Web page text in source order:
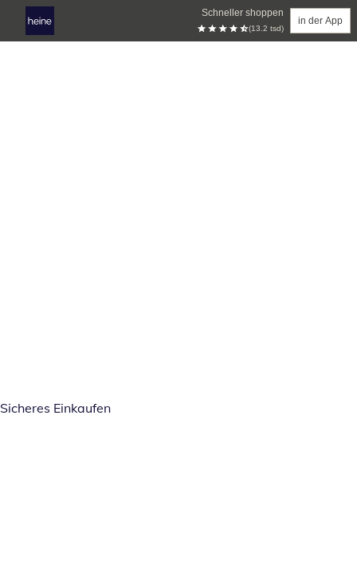
Schneller shoppen
(13.2 tsd)
in der App
Sicheres Einkaufen